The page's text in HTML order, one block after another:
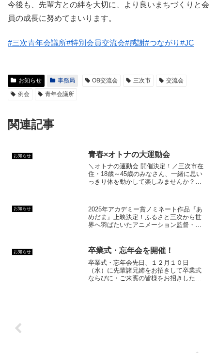
今後も、先輩方との絆を大切に、より良いまちづくりと会
員の成長に努めてまいります。
#三次青年会議所#特別会員交流会#感謝#つながり #JC
お知らせ 事務局 OB交流会 三次市
交流会
例会
青年会議所
関連記事
お知らせ 青春×オトナの大運動会
＼オトナの運動会 開催決定！／三次市在
住・18歳～45歳のみなさん、一緒に思い
っきり体を動かして楽しみませんか？た
楽しい」交流型の運動会です！なんと女
子硬式野球クラブチ...
お知らせ
2025年アカデミー賞ノミネート作品『あ
めだま』上映決定！ふるさと三次から世
界へ羽ばたいたアニメーション監督・西
めだま』は、韓国の絵本作家ペク・ヒナ
氏の作品を原作にした...
お知らせ 卒業式・忘年会を開催！
卒業式・忘年会先日、１２月１０日
（水）に先輩諸兄姉をお招きして卒業式
ならびに・ご来賓の皆様をお招きした忘